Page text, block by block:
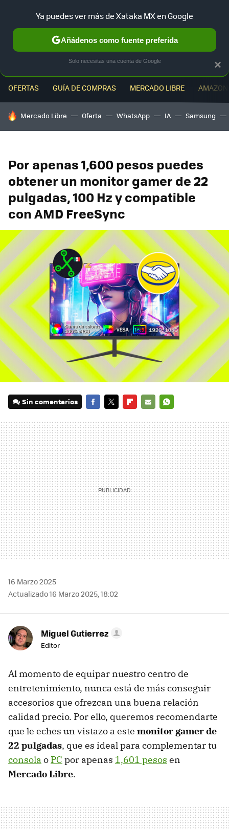
OFERTAS GUÍA DE COMPRAS MERCADO LIBRE
HOY SE HABLA DE
Mercado Libre Oferta WhatsApp IA Samsung
Por apenas 1,600 pesos puedes
obtener un monitor gamer de 22
pulgadas, 100 Hz y compatible
con AMD FreeSync
Sin comentarios
MAIL
16 Marzo 2025
Actualizado 16 Marzo 2025, 18:02
Miguel Gutierrez
Editor
Al momento de equipar nuestro centro de
entretenimiento, nunca está de más conseguir
accesorios que ofrezcan una buena relación
calidad precio. Por ello, queremos recomendarte
que le eches un vistazo a este monitor gamer de
22 pulgadas, que es ideal para complementar tu
consola o PC por apenas 1,601 pesos en
Mercado Libre.
×
Ya puedes ver más de Xataka MX en Google
Añádenos como fuente preferida
Solo necesitas una cuenta de Google